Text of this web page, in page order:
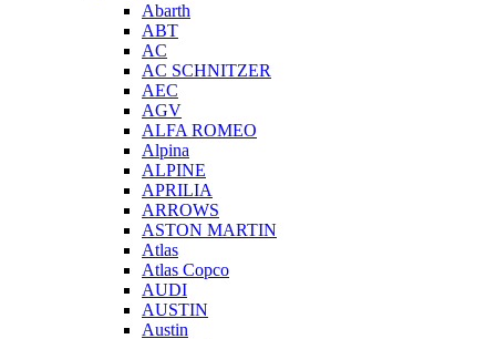
Abarth
ABT
AC
AC SCHNITZER
AEC
AGV
ALFA ROMEO
Alpina
ALPINE
APRILIA
ARROWS
ASTON MARTIN
Atlas
Atlas Copco
AUDI
AUSTIN
Austin